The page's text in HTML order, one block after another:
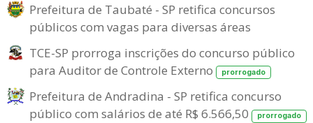
Prefeitura de Taubaté - SP retifica concursos
públicos com vagas para diversas áreas
TCE-SP prorroga inscrições do concurso público
para Auditor de Controle Externo
prorrogado
Prefeitura de Andradina - SP retifica concurso
público com salários de até R$ 6.566,50
prorrogado